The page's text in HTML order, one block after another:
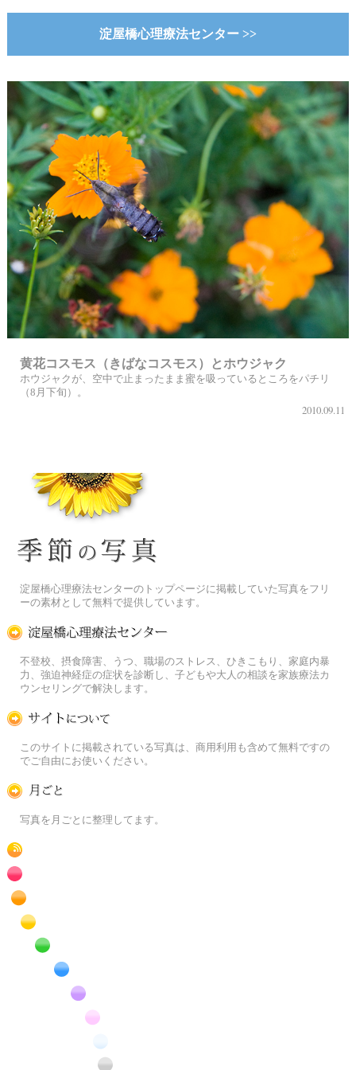
淀屋橋心理療法センター >>
黄花コスモス（きばなコスモス）とホウジャク
ホウジャクが、空中で止まったまま蜜を吸っているところをパチリ
（8月下旬）。
2010.09.11
淀屋橋心理療法センターのトップページに掲載していた写真をフリ
ーの素材として無料で提供しています。
不登校、摂食障害、うつ、職場のストレス、ひきこもり、家庭内暴
力、強迫神経症の症状を診断し、子どもや大人の相談を家族療法カ
ウンセリングで解決します。
このサイトに掲載されている写真は、商用利用も含めて無料ですの
でご自由にお使いください。
写真を月ごとに整理してます。
RSS
赤色の花のフリー写真素材
橙色の花のフリー写真素材
黄色の花のフリー写真素材
緑色の花のフリー写真素材
青色の花のフリー写真素材
紫色の花のフリー写真素材
白色の花のフリー写真素材